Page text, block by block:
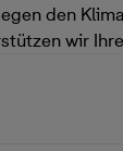
den
wir